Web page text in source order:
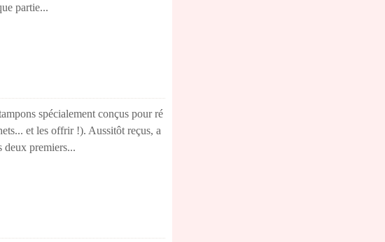
partie...
spécialement conçus pour ré
et les offrir !). Aussitôt reçus, a
deux premiers...